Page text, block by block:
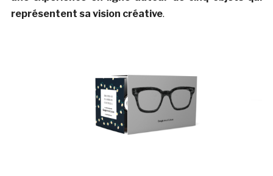
représentent sa vision créative.